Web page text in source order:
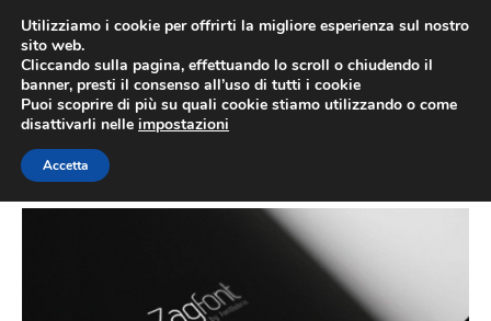
contenuto
11
Utilizziamo i cookie per offrirti la migliore esperienza sul nostro
sito web.
Cliccando sulla pagina, effettuando lo scroll o chiudendo il
banner, presti il consenso all’uso di tutti i cookie
Puoi scoprire di più su quali cookie stiamo utilizzando o come
disattivarli nelle impostazioni
Accetta